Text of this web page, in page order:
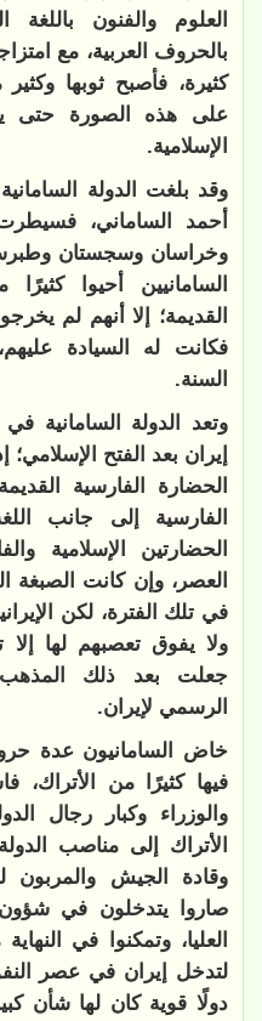
العلوم والفنون باللغة
بالحروف العربية، مع
كثيرة، فأصبح ثوبها
على هذه الصورة حتى
الإسلامية.
وقد بلغت الدولة
أحمد الساماني،
وخراسان وسجستان
السامانيين أحيوا
القديمة؛ إلا أنهم لم
فكانت له السيادة
السنة.
وتعد الدولة السامانية
إيران بعد الفتح
الحضارة الفارسية
الفارسية إلى جانب
الحضارتين الإسلامية
العصر، وإن كانت الصبغة
في تلك الفترة، لكن
ولا يفوق تعصبهم لها إلا
جعلت بعد ذلك
الرسمي لإيران.
خاض السامانيون عدة
فيها كثيرًا من الأتراك،
والوزراء وكبار رجال
الأتراك إلى مناصب
وقادة الجيش والمربون
صاروا يتدخلون في
العليا، وتمكنوا في
لتدخل إيران في عصر
دولًا قوية كان لها شأن